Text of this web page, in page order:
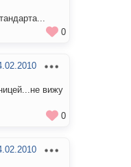
0
вижу
0